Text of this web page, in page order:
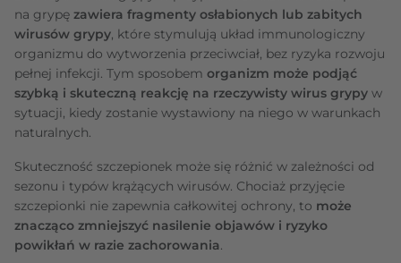
na grypę zawiera fragmenty osłabionych lub zabitych
wirusów grypy, które stymulują układ immunologiczny
organizmu do wytworzenia przeciwciał, bez ryzyka rozwoju
pełnej infekcji. Tym sposobem organizm może podjąć
szybką i skuteczną reakcję na rzeczywisty wirus grypy w
sytuacji, kiedy zostanie wystawiony na niego w warunkach
naturalnych.
Skuteczność szczepionek może się różnić w zależności od
sezonu i typów krążących wirusów. Chociaż przyjęcie
szczepionki nie zapewnia całkowitej ochrony, to może
znacząco zmniejszyć nasilenie objawów i ryzyko
powikłań w razie zachorowania.